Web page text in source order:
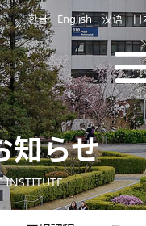
한글 English 汉语 日
知らせ
INSTITUTE